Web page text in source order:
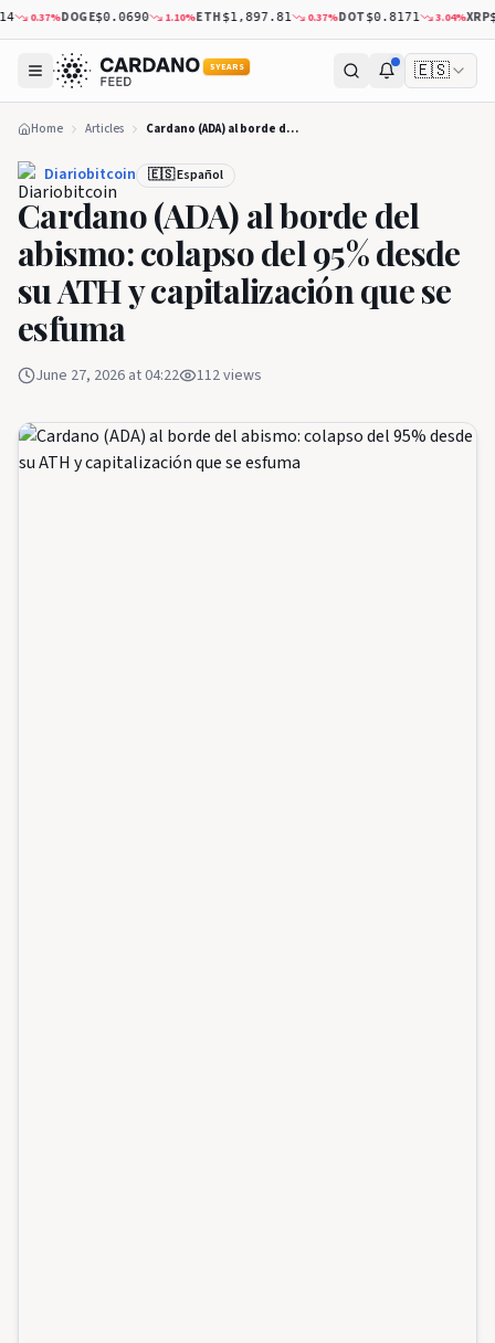
%DOGE$0.0690 1.10%ETH$1,897.81 0.37%DOT$0.8171 3.04%XRP$1.02
5 YEARS 🇪🇸
Home Articles Cardano (ADA) al borde del abismo: colapso del 95% desde su ATH y capitalización que se esfuma
Diariobitcoin 🇪🇸 Español
Cardano (ADA) al borde del
abismo: colapso del 95% desde
su ATH y capitalización que se
esfuma
June 27, 2026 at 04:22 112views